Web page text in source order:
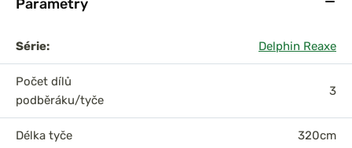
Parametry
Série: Delphin Reaxe
Počet dílů
podběráku/tyče
3
Délka tyče 320cm